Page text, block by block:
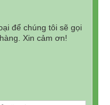
để chúng tôi sẽ gọi
Xin cảm ơn!